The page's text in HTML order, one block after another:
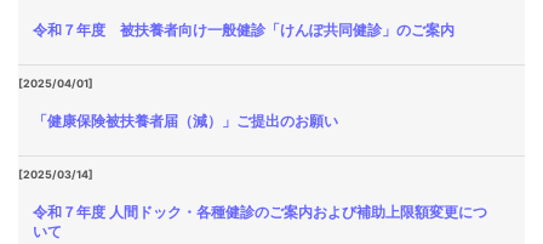
令和７年度 被扶養者向け一般健診「けんぽ共同健診」のご案内
[2025/04/01]
「健康保険被扶養者届（減）」ご提出のお願い
[2025/03/14]
令和７年度 人間ドック・各種健診のご案内および補助上限額変更につ
いて